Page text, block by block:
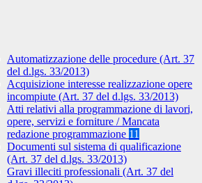
Automatizzazione delle procedure (Art. 37
del d.lgs. 33/2013)
Acquisizione interesse realizzazione opere
incompiute (Art. 37 del d.lgs. 33/2013)
Atti relativi alla programmazione di lavori,
opere, servizi e forniture / Mancata
redazione programmazione 11
Documenti sul sistema di qualificazione
(Art. 37 del d.lgs. 33/2013)
Gravi illeciti professionali (Art. 37 del